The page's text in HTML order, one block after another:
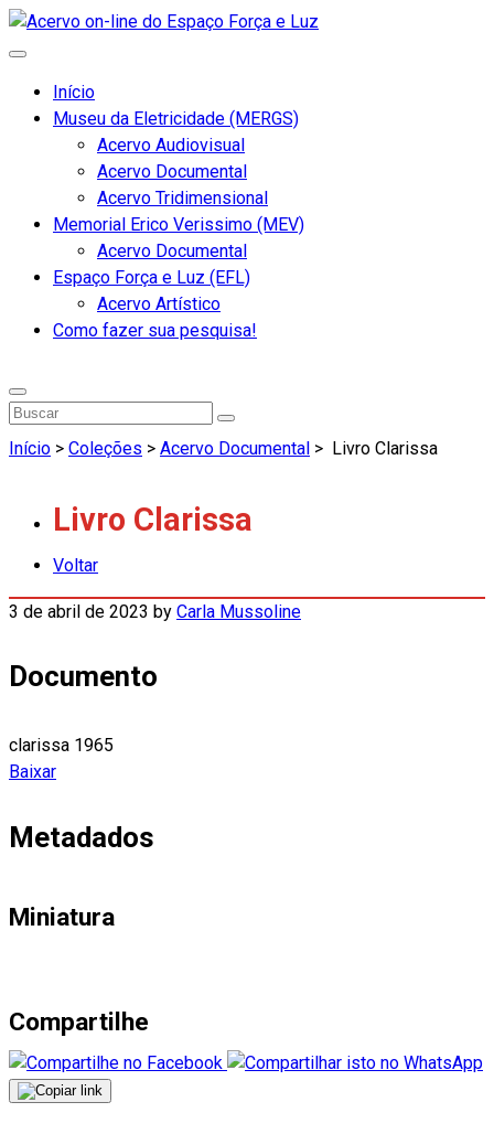
Início
Museu da Eletricidade (MERGS)
Acervo Audiovisual
Acervo Documental
Acervo Tridimensional
Memorial Erico Verissimo (MEV)
Acervo Documental
Espaço Força e Luz (EFL)
Acervo Artístico
Como fazer sua pesquisa!
Início > Coleções > Acervo Documental > Livro Clarissa
Livro Clarissa
Voltar
3 de abril de 2023 by Carla Mussoline
Documento
clarissa 1965
Baixar
Metadados
Miniatura
Compartilhe